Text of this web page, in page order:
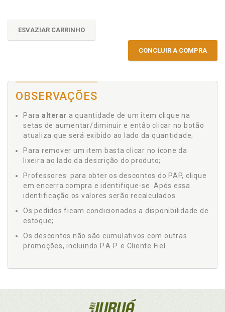
ESVAZIAR CARRINHO
CONCLUIR A COMPRA
OBSERVAÇÕES
Para alterar a quantidade de um item clique na
setas de aumentar/diminuir e então clicar no botão
atualiza que será exibido ao lado da quantidade;
Para remover um item basta clicar no ícone da
lixeira ao lado da descrição do produto;
Professores: para obter os descontos do PAP, clique
em encerra compra e identifique-se. Após essa
identificação os valores serão recalculados.
Os pedidos ficam condicionados a disponibilidade de
estoque;
Os descontos não são cumulativos com outras
promoções, incluindo P.A.P. e Cliente Fiel.